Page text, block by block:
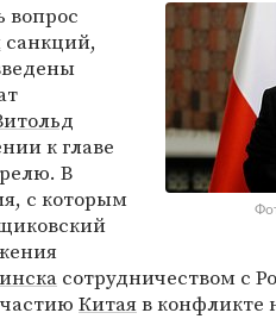
вопрос
санкций,
к главе
В
с которым
сотрудничеством с
Китаяв конфликте